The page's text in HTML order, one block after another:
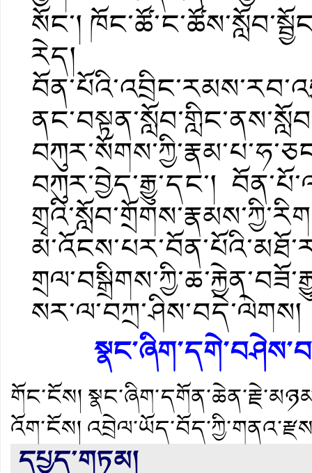
སོང་།
རེད།
བཀུར་བྱེད་རྒྱུ་དང་།
སར་ལ་བཀྲ་ཤིས་བདེ་ལེགས།
གོང་ངོས།
འོག་ངོས།
དཔྱད་གཏམ།